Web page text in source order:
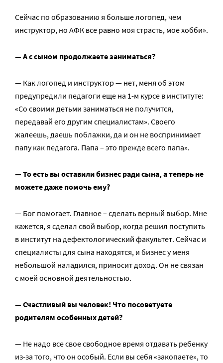
Сейчас по образованию я больше логопед, чем
инструктор, но АФК все равно моя страсть, мое хобби».
— А с сыном продолжаете заниматься?
— Как логопед и инструктор — нет, меня об этом
предупредили педагоги еще на 1-м курсе в институте:
«Со своими детьми заниматься не получится,
передавай его другим специалистам». Своего
жалеешь, даешь поблажки, да и он не воспринимает
папу как педагога. Папа – это прежде всего папа».
— То есть вы оставили бизнес ради сына, а теперь не
можете даже помочь ему?
— Бог помогает. Главное – сделать верный выбор. Мне
кажется, я сделал свой выбор, когда решил поступить
в институт на дефектологический факультет. Сейчас и
специалисты для сына находятся, и бизнес у меня
небольшой наладился, приносит доход. Он не связан
с моей основной деятельностью.
— Счастливый вы человек! Что посоветуете
родителям особенных детей?
— Не надо все свое свободное время отдавать ребенку
из-за того, что он особый. Если вы себя «закопаете», то